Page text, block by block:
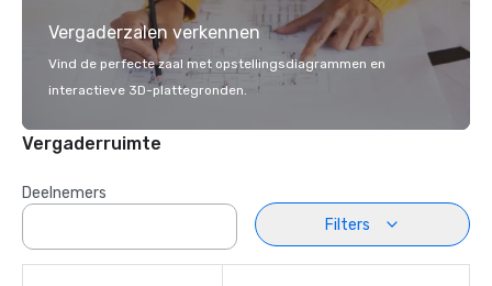
Vergaderzalen verkennen
Vind de perfecte zaal met opstellingsdiagrammen en
interactieve 3D-plattegronden.
Vergaderruimte
Deelnemers
Filters